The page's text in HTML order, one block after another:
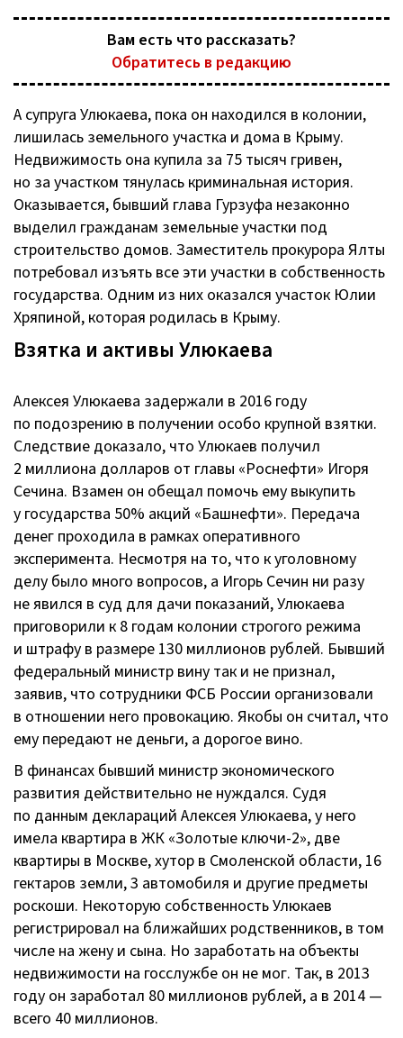
А супруга Улюкаева, пока он находился в колонии,
лишилась земельного участка и дома в Крыму.
Недвижимость она купила за 75 тысяч гривен,
но за участком тянулась криминальная история.
Оказывается, бывший глава Гурзуфа незаконно
выделил гражданам земельные участки под
строительство домов. Заместитель прокурора Ялты
потребовал изъять все эти участки в собственность
государства. Одним из них оказался участок Юлии
Хряпиной, которая родилась в Крыму.
Взятка и активы Улюкаева
Алексея Улюкаева задержали в 2016 году
по подозрению в получении особо крупной взятки.
Следствие доказало, что Улюкаев получил
2 миллиона долларов от главы «Роснефти» Игоря
Сечина. Взамен он обещал помочь ему выкупить
у государства 50% акций «Башнефти». Передача
денег проходила в рамках оперативного
эксперимента. Несмотря на то, что к уголовному
делу было много вопросов, а Игорь Сечин ни разу
не явился в суд для дачи показаний, Улюкаева
приговорили к 8 годам колонии строгого режима
и штрафу в размере 130 миллионов рублей. Бывший
федеральный министр вину так и не признал,
заявив, что сотрудники ФСБ России организовали
в отношении него провокацию. Якобы он считал, что
ему передают не деньги, а дорогое вино.
В финансах бывший министр экономического
развития действительно не нуждался. Судя
по данным деклараций Алексея Улюкаева, у него
имела квартира в ЖК «Золотые ключи-2», две
квартиры в Москве, хутор в Смоленской области, 16
гектаров земли, 3 автомобиля и другие предметы
роскоши. Некоторую собственность Улюкаев
регистрировал на ближайших родственников, в том
числе на жену и сына. Но заработать на объекты
недвижимости на госслужбе он не мог. Так, в 2013
году он заработал 80 миллионов рублей, а в 2014 —
всего 40 миллионов.
Вам есть что рассказать?
Обратитесь в редакцию